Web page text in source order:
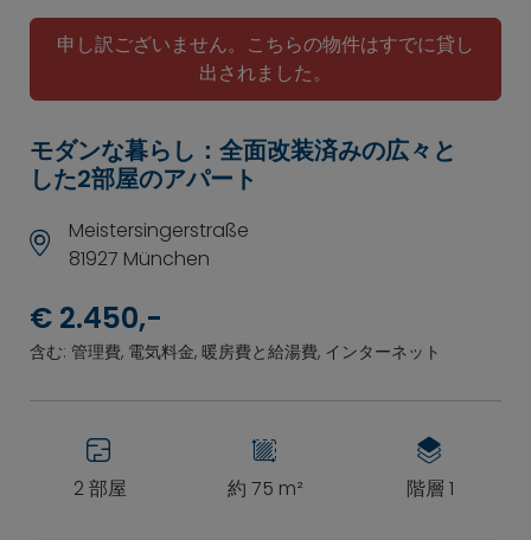
申し訳ございません。こちらの物件はすでに貸し
出されました。
モダンな暮らし：全面改装済みの広々と
した2部屋のアパート
Meistersingerstraße
81927 München
€ 2.450,-
含む: 管理費, 電気料金, 暖房費と給湯費, インターネット
2 部屋 約 75 m² 階層 1